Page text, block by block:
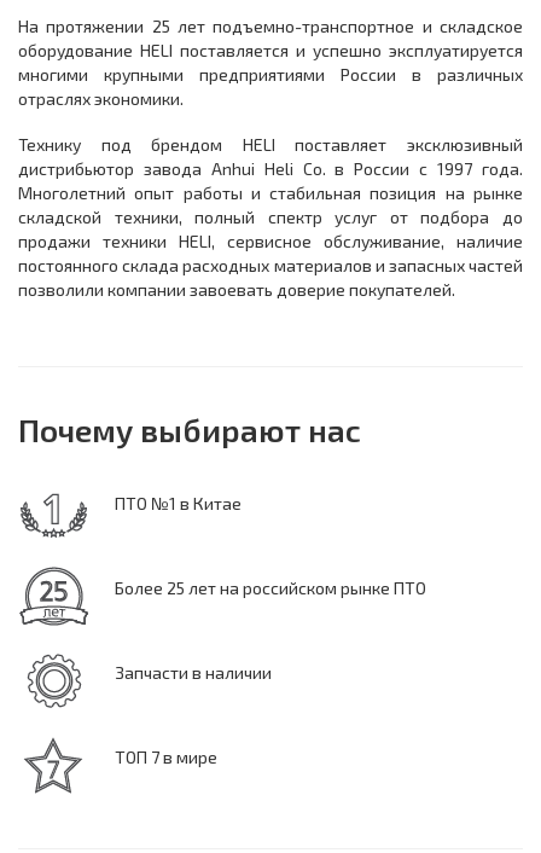
На протяжении 25 лет подъемно-транспортное и складское
оборудование HELI поставляется и успешно эксплуатируется
многими крупными предприятиями России в различных
отраслях экономики.
Технику под брендом HELI поставляет эксклюзивный
дистрибьютор завода Anhui Heli Co. в России с 1997 года.
Многолетний опыт работы и стабильная позиция на рынке
складской техники, полный спектр услуг от подбора до
продажи техники HELI, сервисное обслуживание, наличие
постоянного склада расходных материалов и запасных частей
позволили компании завоевать доверие покупателей.
Почему выбирают нас
ПТО №1 в Китае
Более 25 лет на российском рынке ПТО
Запчасти в наличии
ТОП 7 в мире